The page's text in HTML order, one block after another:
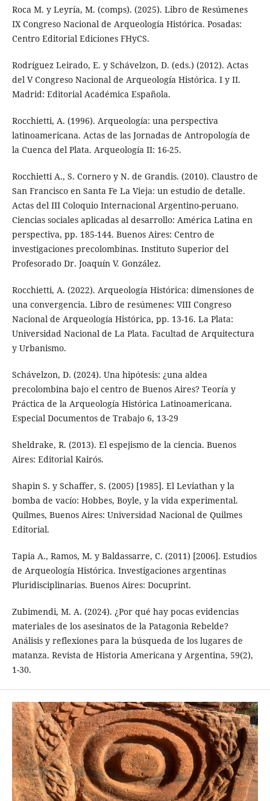
Roca M. y Leyría, M. (comps). (2025). Libro de Resúmenes
IX Congreso Nacional de Arqueología Histórica. Posadas:
Centro Editorial Ediciones FHyCS.
Rodríguez Leirado, E. y Schávelzon, D. (eds.) (2012). Actas
del V Congreso Nacional de Arqueología Histórica. I y II.
Madrid: Editorial Académica Española.
Rocchietti, A. (1996). Arqueología: una perspectiva
latinoamericana. Actas de las Jornadas de Antropología de
la Cuenca del Plata. Arqueología II: 16-25.
Rocchietti A., S. Cornero y N. de Grandis. (2010). Claustro de
San Francisco en Santa Fe La Vieja: un estudio de detalle.
Actas del III Coloquio Internacional Argentino-peruano.
Ciencias sociales aplicadas al desarrollo: América Latina en
perspectiva, pp. 185-144. Buenos Aires: Centro de
investigaciones precolombinas. Instituto Superior del
Profesorado Dr. Joaquín V. González.
Rocchietti, A. (2022). Arqueología Histórica: dimensiones de
una convergencia. Libro de resúmenes: VIII Congreso
Nacional de Arqueología Histórica, pp. 13-16. La Plata:
Universidad Nacional de La Plata. Facultad de Arquitectura
y Urbanismo.
Schávelzon, D. (2024). Una hipótesis: ¿una aldea
precolombina bajo el centro de Buenos Aires? Teoría y
Práctica de la Arqueología Histórica Latinoamericana.
Especial Documentos de Trabajo 6, 13-29
Sheldrake, R. (2013). El espejismo de la ciencia. Buenos
Aires: Editorial Kairós.
Shapin S. y Schaffer, S. (2005) [1985]. El Leviathan y la
bomba de vacío: Hobbes, Boyle, y la vida experimental.
Quilmes, Buenos Aires: Universidad Nacional de Quilmes
Editorial.
Tapia A., Ramos, M. y Baldassarre, C. (2011) [2006]. Estudios
de Arqueología Histórica. Investigaciones argentinas
Pluridisciplinarias. Buenos Aires: Docuprint.
Zubimendi, M. A. (2024). ¿Por qué hay pocas evidencias
materiales de los asesinatos de la Patagonia Rebelde?
Análisis y reflexiones para la búsqueda de los lugares de
matanza. Revista de Historia Americana y Argentina, 59(2),
1-30.